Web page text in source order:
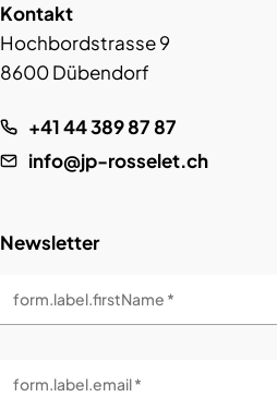
Kontakt
Hochbordstrasse 9
8600 Dübendorf
+41 44 389 87 87
info@jp-rosselet.ch
Newsletter
form.label.firstName *
form.label.email *